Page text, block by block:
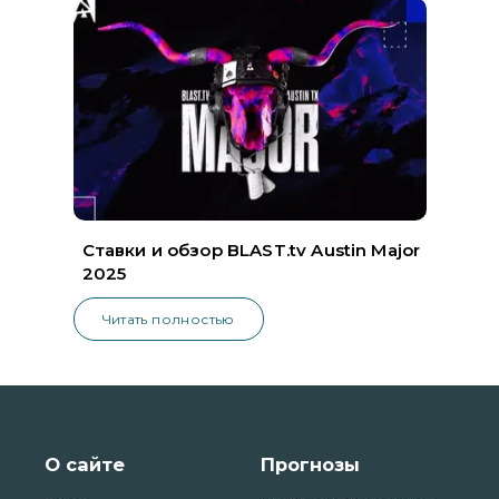
Ставки и обзор BLAST.tv Austin Major
2025
Читать полностью
О сайте Прогнозы